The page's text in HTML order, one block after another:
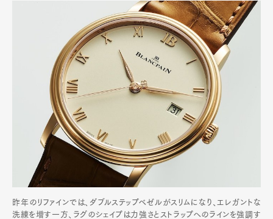
昨年のリファインでは、ダブルステップベゼルがスリムになり、エレガントな
洗練を増す一方、ラグのシェイプは力強さとストラップへのラインを強調す